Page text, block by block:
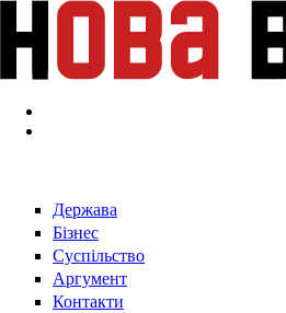
Перейти к основному содержанию
Держава
Бізнес
Суспільство
Аргумент
Контакти